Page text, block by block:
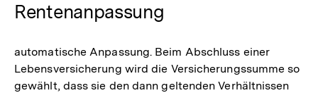
Rentenanpassung
automatische Anpassung. Beim Abschluss einer
Lebensversicherung wird die Versicherungssumme so
gewählt, dass sie den dann geltenden Verhältnissen